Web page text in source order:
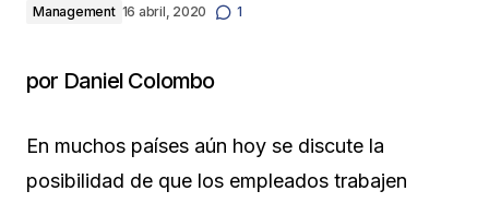
Management 16 abril, 2020 1
por Daniel Colombo
En muchos países aún hoy se discute la
posibilidad de que los empleados trabajen